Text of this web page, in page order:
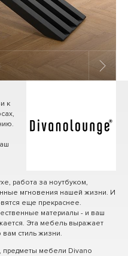
к
работа за ноутбуком,
мгновения нашей жизни. И
еще прекраснее.
материалы - и ваш
Эта мебель выражает
вам стиль жизни.
мебели Divano